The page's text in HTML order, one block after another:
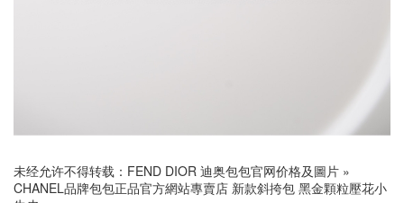
未经允许不得转载： FEND DIOR 迪奥包包官网价格及圖片 »
CHANEL品牌包包正品官方網站專賣店 新款斜挎包 黑金顆粒壓花小